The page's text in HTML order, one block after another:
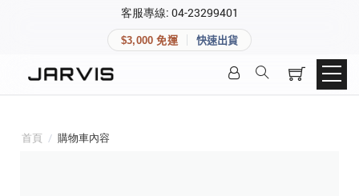
客服專線: 04-23299401
$3,000 免運 快速出貨
首頁 / 購物車內容
快速連結
登入後可查看訂單、會員資料與收藏清單。